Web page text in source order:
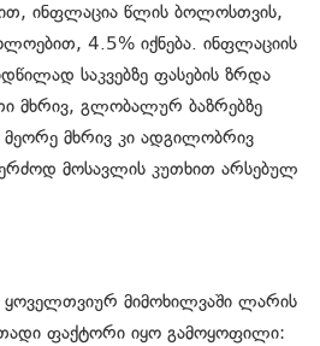
ინფლაცია წლის ბოლოსთვის,
4.5% იქნება. ინფლაციის
საკვებზე ფასების ზრდა
მხრივ, გლობალურ ბაზრებზე
მეორე მხრივ კი ადგილობრივ
მოსავლის კუთხით არსებულ
ყოველთვიურ მიმოხილვაში ლარის
ფაქტორი იყო გამოყოფილი: